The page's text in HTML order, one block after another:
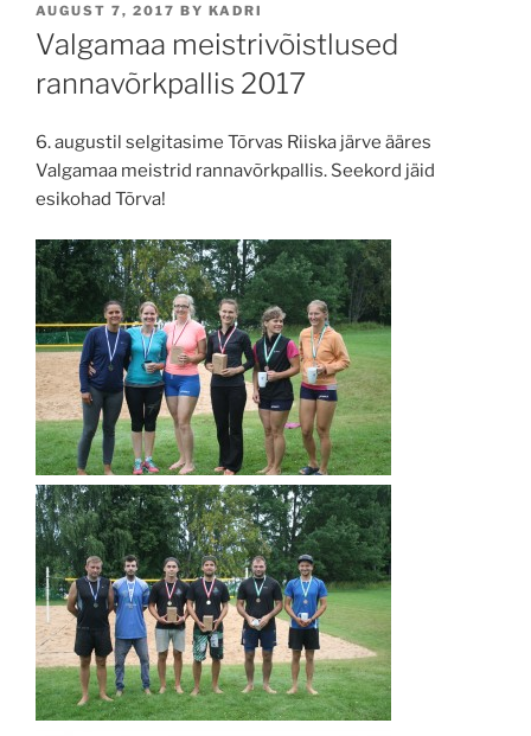
POSTED
ON
AUGUST 7, 2017 BY KADRI
Valgamaa meistrivõistlused
rannavõrkpallis 2017
6. augustil selgitasime Tõrvas Riiska järve ääres
Valgamaa meistrid rannavõrkpallis. Seekord jäid
esikohad Tõrva!